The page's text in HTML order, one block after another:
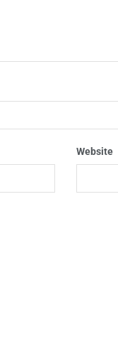
Website